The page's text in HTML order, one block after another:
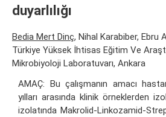
duyarlılığı
Bedia Mert Dinç, Nihal Karabiber, Ebru
Türkiye Yüksek İhtisas Eğitim Ve
Mikrobiyoloji Laboratuvarı, Ankara
AMAÇ: Bu çalışmanın amacı
yılları arasında klinik örneklerden
izolatında Makrolid-Linkozamid-